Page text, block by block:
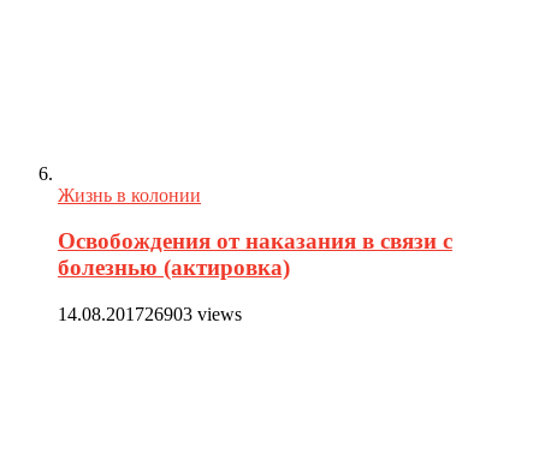
Жизнь в колонии
Освобождения от наказания в связи с
болезнью (актировка)
14.08.201726903 views